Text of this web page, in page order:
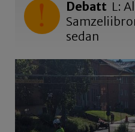
Debatt L:
sedan